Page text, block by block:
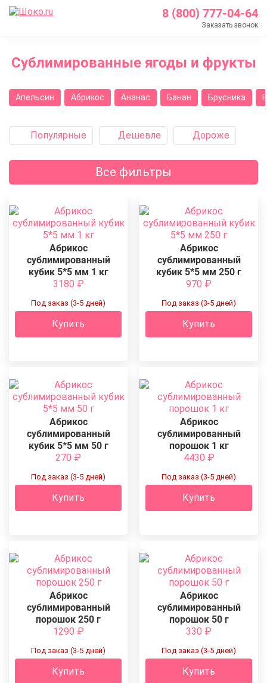
8 (800) 777-04-64
Заказать звонок
Каталог
Кондитерские ингредиенты
Сублимированные ягоды и фрукты
Сублимированные ягоды и фрукты
Апельсин Абрикос Ананас Банан Брусника
Популярные Дешевле Дороже
Все фильтры
Абрикос
сублимированный
кубик 5*5 мм 1 кг
3180 ₽
Под заказ (3-5 дней)
Купить
Абрикос
сублимированный
кубик 5*5 мм 250 г
970 ₽
Под заказ (3-5 дней)
Купить
Абрикос
сублимированный
кубик 5*5 мм 50 г
270 ₽
Под заказ (3-5 дней)
Купить
Абрикос
сублимированный
порошок 1 кг
4430 ₽
Под заказ (3-5 дней)
Купить
Абрикос
сублимированный
порошок 250 г
1290 ₽
Под заказ (3-5 дней)
Купить
Абрикос
сублимированный
порошок 50 г
330 ₽
Под заказ (3-5 дней)
Купить